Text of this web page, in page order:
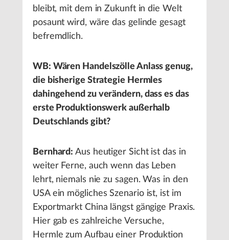
bleibt, mit dem in Zukunft in die Welt
posaunt wird, wäre das gelinde gesagt
befremdlich.
WB: Wären Handelszölle Anlass genug,
die bisherige Strategie Hermles
dahingehend zu verändern, dass es das
erste Produktionswerk außerhalb
Deutschlands gibt?
Bernhard: Aus heutiger Sicht ist das in
weiter Ferne, auch wenn das Leben
lehrt, niemals nie zu sagen. Was in den
USA ein mögliches Szenario ist, ist im
Exportmarkt China längst gängige Praxis.
Hier gab es zahlreiche Versuche,
Hermle zum Aufbau einer Produktion